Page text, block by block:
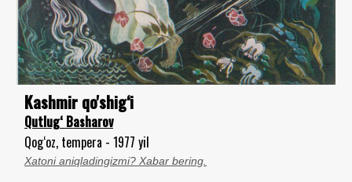
Kashmir qo'shig‘i
Qutlug‘ Basharov
Qog‘oz, tempera - 1977 yil
Xatoni aniqladingizmi? Xabar bering.